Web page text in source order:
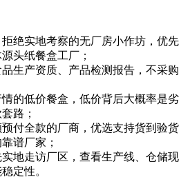
绝实地考察的无厂房小作坊，优先
头纸餐盒工厂；
生产资质、产品检测报告，不采购
的低价餐盒，低价背后大概率是劣
路；
付全款的厂商，优选支持货到验货
谱厂家；
地走访厂区，查看生产线、仓储现
定性。